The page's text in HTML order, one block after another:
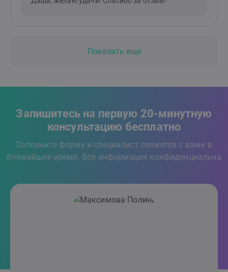
Показать еще
Запишитесь на первую 20-минутную
консультацию бесплатно
Заполните форму и специалист свяжется с вами в
ближайшее время. Вся информация конфиденциальна